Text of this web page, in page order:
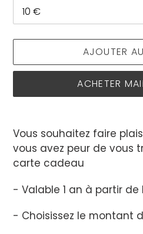
AJOUTER
ACHETER
d'un
produit
à
panier
Vous souhaitez faire
vous avez peur de vous
carte cadeau
- Valable 1 an à partir
- Choisissez le montant